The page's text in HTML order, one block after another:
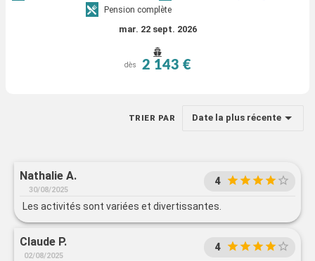
Pension complète
mar. 22 sept. 2026
dès 2 143 €
TRIER PAR Date la plus récente
Nathalie A.
30/08/2025
4
Les activités sont variées et divertissantes.
Claude P.
02/08/2025
4